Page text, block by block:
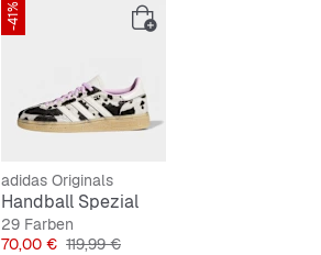
-41%
adidas Originals
Handball Spezial
29 Farben
Preis
70,00 € Originalpreis
119,99 €